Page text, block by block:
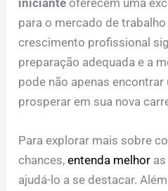
para o mercado de
crescimento profissional
preparação adequada e a
pode não apenas
prosperar em sua nova
Para explorar mais sobre
chances,entenda melhor
ajudá-lo a se destacar.